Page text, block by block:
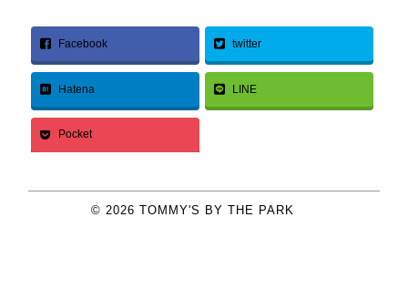
Facebook twitter
Hatena LINE
Pocket
© 2026 TOMMY'S BY THE PARK